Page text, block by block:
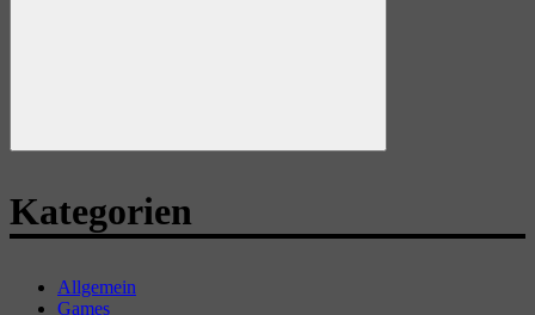
Suchen
Kategorien
Allgemein
Games